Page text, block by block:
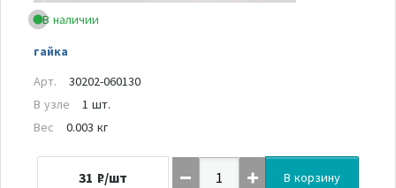
В наличии
гайка
Арт.
30202-060130
В узле
1 шт.
Вес
0.003 кг
31 ₽/шт В корзину